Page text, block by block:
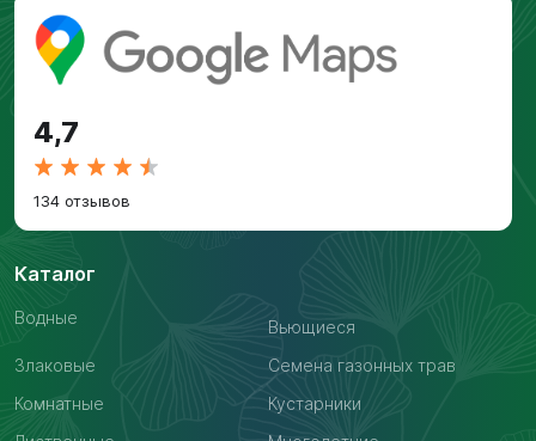
4,7
134 отзывов
Каталог
Водные
Вьющиеся
Злаковые
Семена газонных трав
Комнатные
Кустарники